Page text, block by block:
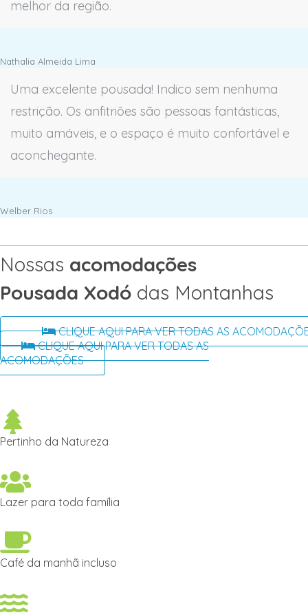
melhor da região.
Nathalia Almeida Lima
Uma excelente pousada! Indico sem nenhuma
restrição. Os anfitriões são pessoas fantásticas,
muito amáveis, e o espaço é muito confortável e
aconchegante.
Welber Rios
Nossas acomodações
Pousada Xodó das Montanhas
CLIQUE AQUI PARA VER TODAS AS
CLIQUE AQUI PARA VER TODAS AS
ACOMODAÇÕES
Pertinho da Natureza
Lazer para toda família
Café da manhã incluso